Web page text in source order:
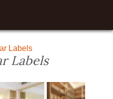
Labels
Labels